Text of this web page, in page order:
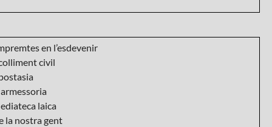
en l’esdevenir
civil
laica
la nostra gent